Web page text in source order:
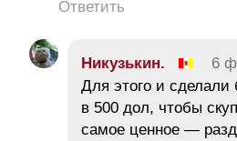
Ответить
Никузькин. 6
Для этого и сделали
в 500 дол, чтобы
самое ценное —